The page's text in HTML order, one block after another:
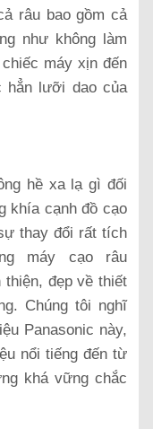
râu bao gồm cả
như không làm
máy xịn đến
hẳn lưỡi dao của
hề xa lạ gì đối
khía cạnh đồ cạo
thay đổi rất tích
máy cạo râu
thiện, đẹp về thiết
Chúng tôi nghĩ
Panasonic này,
nổi tiếng đến từ
khá vững chắc